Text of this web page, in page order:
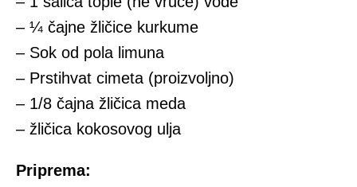
– ¼ čajne žličice kurkume
– Sok od pola limuna
– Prstihvat cimeta (proizvoljno)
– 1/8 čajna žličica meda
– žličica kokosovog ulja
Priprema: